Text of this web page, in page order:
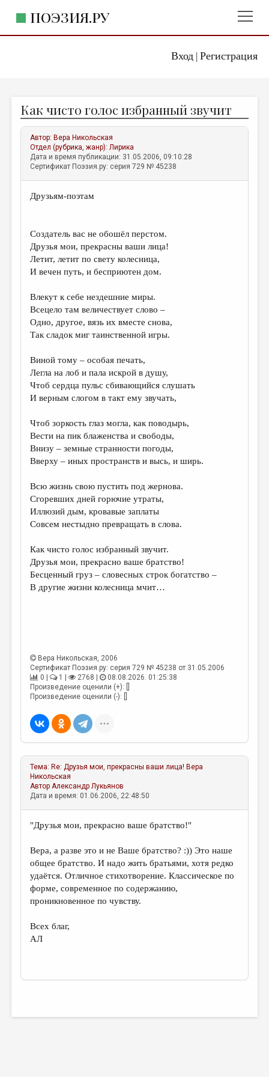
Вход| Регистрация
ПОЭЗИЯ.РУ
ЖАНРЫ
АВТОРЫ
КОММЕНТАРИИ
ЛИТСАЛОН
НОВОСТИ
ОТДЕЛЫ И РУБРИКИ
ИЗБРАННОЕ
ПРОИЗВЕДЕНИЯ
ПЕРЕВОДЫ
ДЕТСКАЯ КОМНАТА
КНИЖНАЯ ПОЛКА
СТРАНИЦЫ ПАМЯТИ
ОБЪЯВЛЕНИЯ
КОЛОНКА РЕДАКТОРА
РЕДКОЛЛЕГИЯ
ОТ РЕДАКЦИИ
ЭССЕИСТИКА
ЛИТЕРАТУРОВЕДЕНИЕ
ЦИКЛЫ ПУБЛИКАЦИЙ
ТРЕДИАКОВСКИЙ
ВКОНТАКТЕ
Как чисто голос избранный звучит
Автор: Вера Никольская
Отдел (рубрика, жанр):Лирика
Дата и время публикации: 31.05.2006, 09:10:28
Сертификат Поэзия.ру: серия 729 № 45238
Друзьям-поэтам
Создатель вас не обошёл перстом.
Друзья мои, прекрасны ваши лица!
Летит, летит по свету колесница,
И вечен путь, и бесприютен дом.
Влекут к себе нездешние миры.
Всецело там величествует слово –
Одно, другое, вязь их вместе снова,
Так сладок миг таинственной игры.
Виной тому – особая печать,
Легла на лоб и пала искрой в душу,
Чтоб сердца пульс сбивающийся слушать
И верным слогом в такт ему звучать,
Чтоб зоркость глаз могла, как поводырь,
Вести на пик блаженства и свободы,
Внизу – земные странности погоды,
Вверху – иных пространств и высь, и ширь.
Всю жизнь свою пустить под жернова.
Сгоревших дней горючие утраты,
Иллюзий дым, кровавые заплаты
Совсем нестыдно превращать в слова.
Как чисто голос избранный звучит.
Друзья мои, прекрасно ваше братство!
Бесценный груз – словесных строк богатство –
В другие жизни колесница мчит…
Вера Никольская, 2006
Сертификат Поэзия.ру: серия 729 № 45238 от 31.05.2006
0 |
1 | 2768 |
08.08.2026. 01:25:38
Произведение оценили (+): []
Произведение оценили (-): []
Тема: Re: Друзья мои, прекрасны ваши лица! Вера
Никольская
АвторАлександр Лукьянов
Дата и время: 01.06.2006, 22:48:50
"Друзья мои, прекрасно ваше братство!"
Вера, а разве это и не Ваше братство? :)) Это наше
общее братство. И надо жить братьями, хотя редко
удаётся. Отличное стихотворение. Классическое по
форме, современное по содержанию,
проникновенное по чувству.
Всех благ,
АЛ